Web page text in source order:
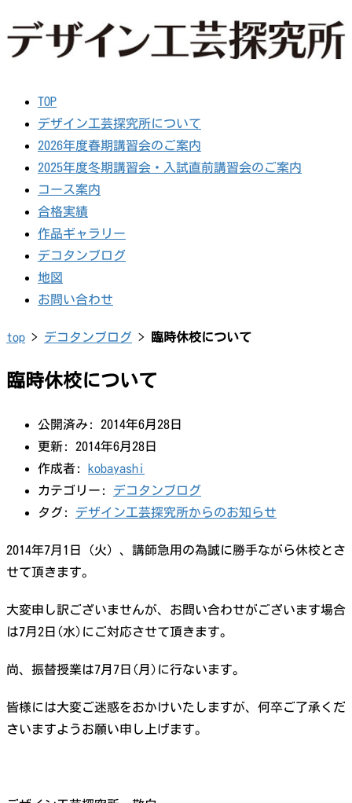
TOP
デザイン工芸探究所について
2026年度春期講習会のご案内
2025年度冬期講習会・入試直前講習会のご案内
コース案内
合格実績
作品ギャラリー
デコタンブログ
地図
お問い合わせ
top > デコタンブログ > 臨時休校について
臨時休校について
公開済み: 2014年6月28日
更新: 2014年6月28日
作成者: kobayashi
カテゴリー: デコタンブログ
タグ: デザイン工芸探究所からのお知らせ
2014年7月1日（火）、講師急用の為誠に勝手ながら休校とさ
せて頂きます。
大変申し訳ございませんが、お問い合わせがございます場合
は7月2日(水)にご対応させて頂きます。
尚、振替授業は7月7日(月)に行ないます。
皆様には大変ご迷惑をおかけいたしますが、何卒ご了承くだ
さいますようお願い申し上げます。